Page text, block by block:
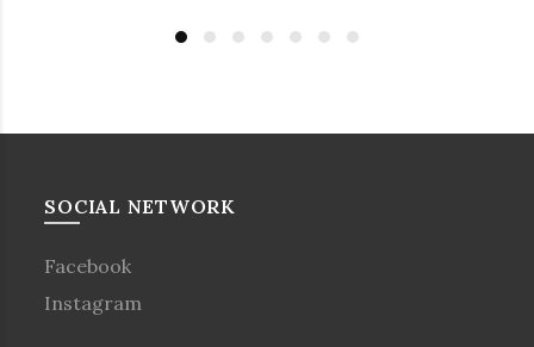
SOCIAL NETWORK
Facebook
Instagram